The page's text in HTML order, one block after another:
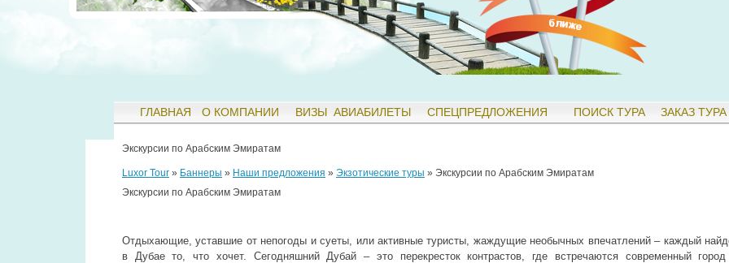
ГЛАВНАЯ О КОМПАНИИ ВИЗЫ АВИАБИЛЕТЫ СПЕЦПРЕДЛОЖЕНИЯ ПОИСК ТУРА ЗАКАЗ ТУРА
Экскурсии по Арабским Эмиратам
Luxor Tour » Баннеры » Наши предложения » Экзотические туры » Экскурсии по Арабским Эмиратам
Экскурсии по Арабским Эмиратам
Отдыхающие, уставшие от непогоды и суеты, или активные туристы, жаждущие необычных впечатлений – каждый
в Дубае то, что хочет. Сегодняшний Дубай – это перекресток контрастов, где встречаются современный